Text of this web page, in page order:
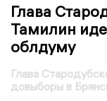
Глава
Тамилин
облдуму
Глава
довыборы в